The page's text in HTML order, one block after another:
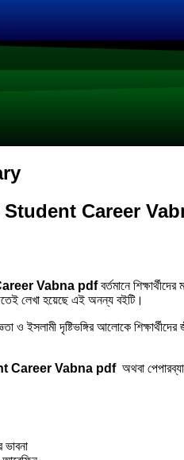
Career Vabna pdf
Vabna pdfবর্তমানে
লেখা হয়েছে এই অনন্য বইটি।
ও ইসলামী দৃষ্টিভঙ্গির আলোকে
Career Vabna pdfঅথবা
ভাবনা